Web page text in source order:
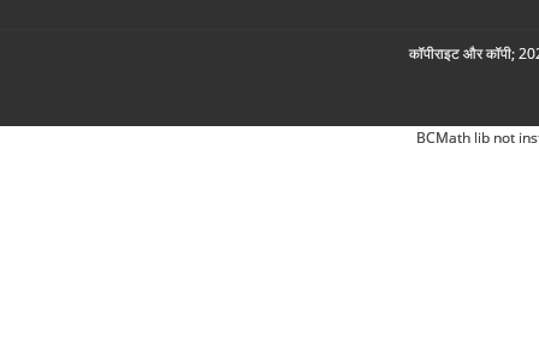
कॉपीराइट और कॉपी;
BCMath lib not